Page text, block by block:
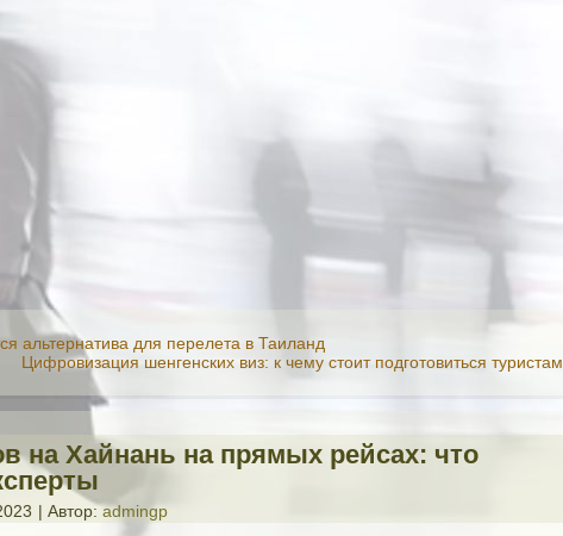
альтернатива для перелета в Таиланд
Цифровизация шенгенских виз: к чему стоит подготовиться туристам
на Хайнань на прямых рейсах: что
| Автор: admingp